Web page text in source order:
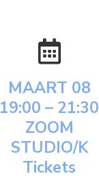
MAART 08
19:00 – 21:30
ZOOM
STUDIO/K
Tickets